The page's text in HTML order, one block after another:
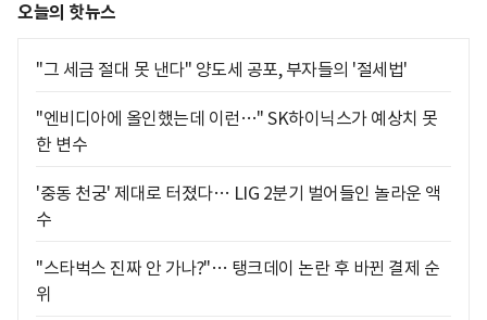
오늘의 핫뉴스
"그 세금 절대 못 낸다" 양도세 공포, 부자들의 '절세법'
"엔비디아에 올인했는데 이런…" SK하이닉스가 예상치 못
한 변수
'중동 천궁' 제대로 터졌다… LIG 2분기 벌어들인 놀라운 액
수
"스타벅스 진짜 안 가나?"… 탱크데이 논란 후 바뀐 결제 순
위